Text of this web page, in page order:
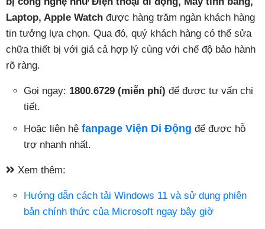
Laptop, Apple Watch được hàng trăm ngàn khách hàng
tin tưởng lựa chọn. Qua đó, quý khách hàng có thể sửa
chữa thiết bị với giá cả hợp lý cùng với chế độ bảo hành
rõ ràng.
Gọi ngay: 1800.6729 (miễn phí) để được tư vấn chi
tiết.
Hoặc liên hệ fanpage Viện Di Động để được hỗ
trợ nhanh nhất.
Xem thêm:
Hướng dẫn cách tải Windows 11 và sử dụng phiên
bản chính thức của Microsoft ngay bây giờ